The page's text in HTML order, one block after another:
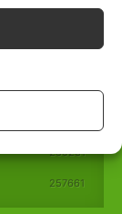
260231
257661